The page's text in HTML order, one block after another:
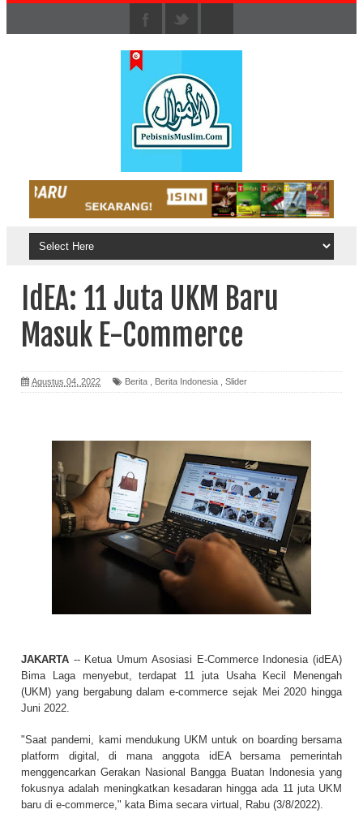
IdEA: 11 Juta UKM Baru
Masuk E-Commerce
Agustus 04, 2022 Berita Berita Indonesia Slider
JAKARTA -- Ketua Umum Asosiasi E-Commerce Indonesia (idEA)
Bima Laga menyebut, terdapat 11 juta Usaha Kecil Menengah
(UKM) yang bergabung dalam e-commerce sejak Mei 2020 hingga
Juni 2022.
"Saat pandemi, kami mendukung UKM untuk on boarding bersama
platform digital, di mana anggota idEA bersama pemerintah
menggencarkan Gerakan Nasional Bangga Buatan Indonesia yang
fokusnya adalah meningkatkan kesadaran hingga ada 11 juta UKM
baru di e-commerce," kata Bima secara virtual, Rabu (3/8/2022).